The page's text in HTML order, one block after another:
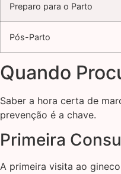
Preparo para o Parto
Pós-Parto
Quando
Saber a hora certa de
prevenção é a chave.
Primeira
A primeira visita ao